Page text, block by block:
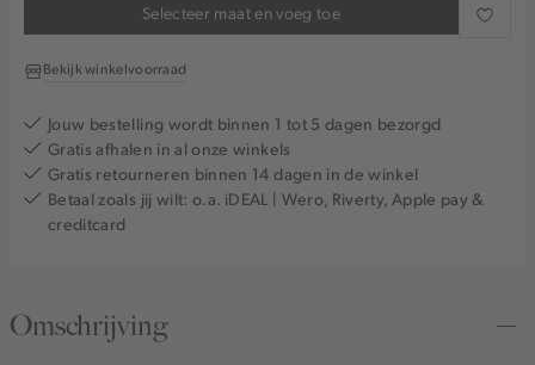
Selecteer maat en voeg toe
Bekijk winkelvoorraad
Jouw bestelling wordt binnen 1 tot 5 dagen bezorgd
Gratis afhalen in al onze winkels
Gratis retourneren binnen 14 dagen in de winkel
Betaal zoals jij wilt: o.a. iDEAL | Wero, Riverty, Apple pay &
creditcard
Omschrijving